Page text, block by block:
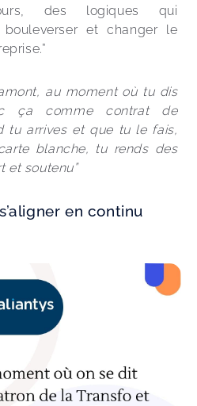
des logiques qui
bouleverser et changer le
au moment où tu dis
ça comme contrat de
tu arrives et que tu le fais,
blanche, tu rends des
et soutenu”
en continu